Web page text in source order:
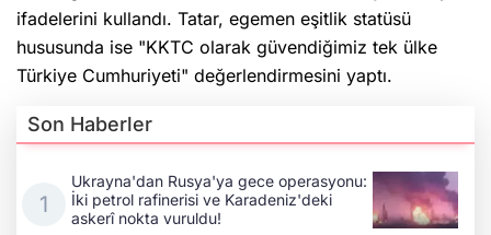
ifadelerini kullandı. Tatar, egemen eşitlik statüsü
hususunda ise "KKTC olarak güvendiğimiz tek ülke
Türkiye Cumhuriyeti" değerlendirmesini yaptı.
Son Haberler
Ukrayna'dan Rusya'ya gece operasyonu:
İki petrol rafinerisi ve Karadeniz'deki
askerî nokta vuruldu!